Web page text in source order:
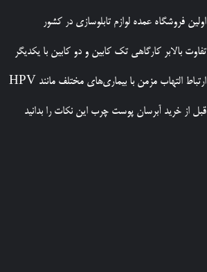
اولین فروشگاه عمده لوازم تابلوسازی در کشور
تفاوت بالابر کارگاهی تک کابین و دو کابین با یکدیگر
ارتباط التهاب مزمن با بیماری‌های مختلف مانند HPV
قبل از خرید آبرسان پوست چرب این نکات را بدانید